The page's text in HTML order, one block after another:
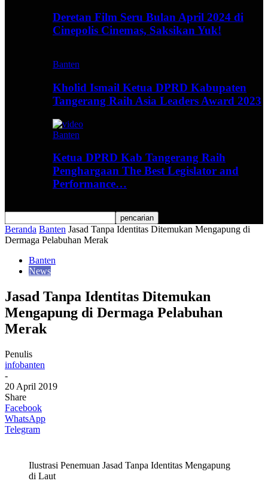
Deretan Film Seru Bulan April 2024 di
Cinepolis Cinemas, Saksikan Yuk!
Banten
Kholid Ismail Ketua DPRD Kabupaten
Tangerang Raih Asia Leaders Award 2023
Banten
Ketua DPRD Kab Tangerang Raih
Penghargaan The Best Legislator and
Performance…
Beranda Banten Jasad Tanpa Identitas Ditemukan Mengapung di
Dermaga Pelabuhan Merak
Banten
News
Jasad Tanpa Identitas Ditemukan
Mengapung di Dermaga Pelabuhan
Merak
Penulis
infobanten
-
20 April 2019
Share
Facebook
WhatsApp
Telegram
Ilustrasi Penemuan Jasad Tanpa Identitas Mengapung
di Laut